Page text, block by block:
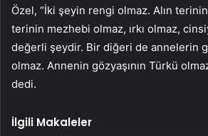
Özel, “İki şeyin rengi olmaz. Alın
terinin mezhebi olmaz, ırkı olmaz,
değerli şeydir. Bir diğeri de annelerin
olmaz. Annenin gözyaşının Türkü
dedi.
İlgili Makaleler